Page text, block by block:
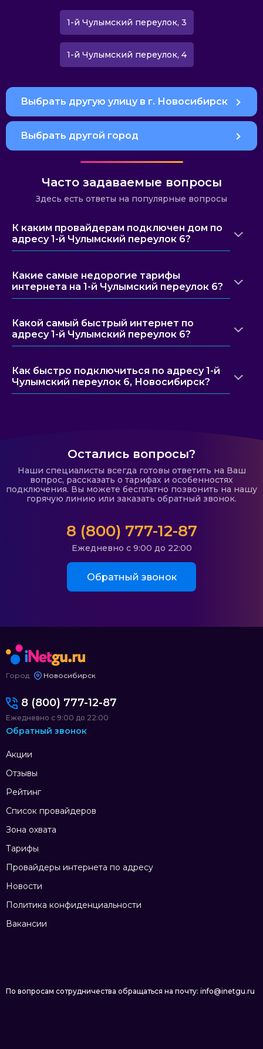
1-й Чулымский переулок, 3
1-й Чулымский переулок, 4
Выбрать другую улицу в г. Новосибирск
Выбрать другой город
Часто задаваемые вопросы
Здесь есть ответы на популярные вопросы
К каким провайдерам подключен дом по
адресу 1-й Чулымский переулок 6?
Какие самые недорогие тарифы
интернета на 1-й Чулымский переулок 6?
Какой самый быстрый интернет по
адресу 1-й Чулымский переулок 6?
Как быстро подключиться по адресу 1-й
Чулымский переулок 6, Новосибирск?
Остались вопросы?
Наши специалисты всегда готовы ответить на Ваш
вопрос, рассказать о тарифах и особенностях
подключения. Вы можете бесплатно позвонить на нашу
горячую линию или заказать обратный звонок.
8 (800) 777-12-87
Ежедневно с 9:00 до 22:00
Обратный звонок
Город: Новосибирск
Акции
Отзывы
Рейтинг
Список провайдеров
Зона охвата
Тарифы
Провайдеры интернета по адресу
Новости
Политика конфиденциальности
Вакансии
8 (800) 777-12-87
Ежедневно с 9:00 до 22:00
Обратный звонок
По вопросам сотрудничества обращаться на почту: info@inetgu.ru